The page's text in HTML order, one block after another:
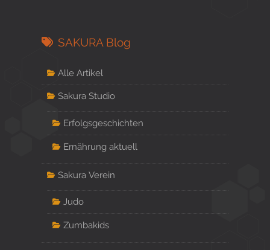
SAKURA Blog
Alle Artikel
Sakura Studio
Erfolgsgeschichten
Ernährung aktuell
Sakura Verein
Judo
Zumbakids